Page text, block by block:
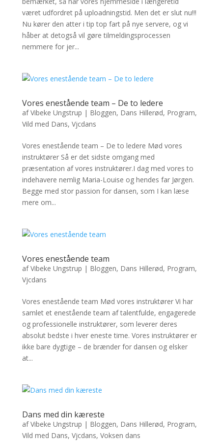
været udfordret på uploadningstid. Men det er slut nu!!!
Nu kører den atter i tip top fart på nye servere, og vi
håber at detogså vil gøre tilmeldingsprocessen
nemmere for jer...
Vores enestående team – De to ledere
afVibeke Ungstrup | Bloggen, Dans Hillerød, Program,
Vild med Dans, Vjcdans
Vores enestående team – De to ledere Mød vores
instruktører Så er det sidste omgang med
præsentation af vores instruktører.I dag med vores to
indehavere nemlig Maria-Louise og hendes far Jørgen.
Begge med stor passion for dansen, som I kan læse
mere om...
Vores enestående team
afVibeke Ungstrup | Bloggen, Dans Hillerød, Program,
Vjcdans
Vores enestående team Mød vores instruktører Vi har
samlet et enestående team af talentfulde, engagerede
og professionelle instruktører, som leverer deres
absolut bedste i hver eneste time. Vores instruktører er
ikke bare dygtige – de brænder for dansen og elsker
at...
Dans med din kæreste
afVibeke Ungstrup | Bloggen, Dans Hillerød, Program,
Vild med Dans, Vjcdans, Voksen dans